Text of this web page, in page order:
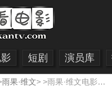
短剧 演员库
雨果·维文> >雨果·维文电影大全